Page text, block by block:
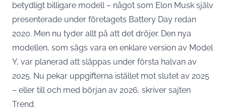
betydligt billigare modell – något som Elon Musk själv
presenterade under företagets Battery Day redan
2020. Men nu tyder allt på att det dröjer. Den nya
modellen, som sägs vara en enklare version av Model
Y, var planerad att släppas under första halvan av
2025. Nu pekar uppgifterna istället mot slutet av 2025
– eller till och med början av 2026, skriver sajten
Trend.